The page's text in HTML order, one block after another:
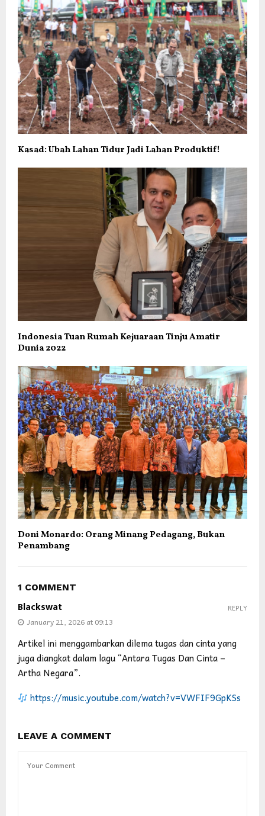
Kasad: Ubah Lahan Tidur Jadi Lahan Produktif!
Indonesia Tuan Rumah Kejuaraan Tinju Amatir
Dunia 2022
Doni Monardo: Orang Minang Pedagang, Bukan
Penambang
1 COMMENT
Blackswat
January 21, 2026 at 09:13
Artikel ini menggambarkan dilema tugas dan cinta yang
juga diangkat dalam lagu “Antara Tugas Dan Cinta –
Artha Negara”.
https://music.youtube.com/watch?v=VWFIF9GpKSs
REPLY
LEAVE A COMMENT